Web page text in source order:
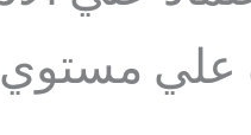
علي مستوي